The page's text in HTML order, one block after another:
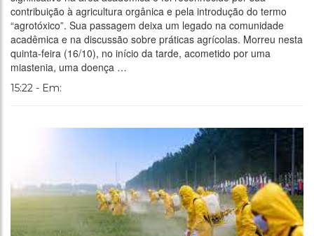
contribuição à agricultura orgânica e pela introdução do termo
“agrotóxico”. Sua passagem deixa um legado na comunidade
acadêmica e na discussão sobre práticas agrícolas. Morreu nesta
quinta-feira (16/10), no início da tarde, acometido por uma
miastenia, uma doença …
15:22 - Em: